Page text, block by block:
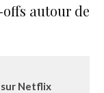
autour de
Netflix